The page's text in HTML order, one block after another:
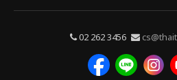
02 262 3456